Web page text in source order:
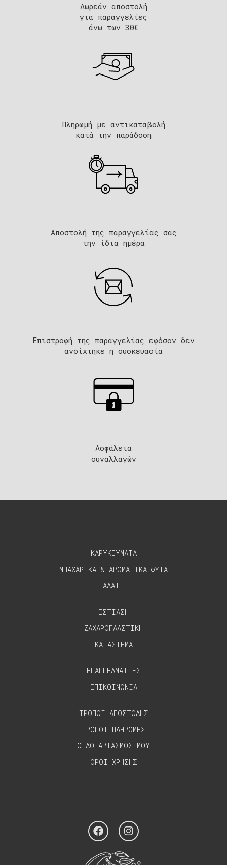
Δωρεάν αποστολή
για παραγγελίες
άνω των 30€
Πληρωμή με αντικαταβολή
κατά την παράδοση
Αποστολή της παραγγελίας σας
την ίδια ημέρα
Επιστροφή της παραγγελίας εφόσον δεν
ανοίχτηκε η συσκευασία​
Ασφάλεια
συναλλαγών
ΚΑΡΥΚΕΥΜΑΤΑ
ΜΠΑΧΑΡΙΚΑ & ΑΡΩΜΑΤΙΚΑ ΦΥΤΑ
ΑΛΑΤΙ
ΕΣΤΙΑΣΗ
ΖΑΧΑΡΟΠΛΑΣΤΙΚΗ
ΚΑΤΑΣΤΗΜΑ
ΕΠΑΓΓΕΛΜΑΤΙΕΣ
ΕΠΙΚΟΙΝΩΝΙΑ
ΤΡΟΠΟΙ ΑΠΟΣΤΟΛΗΣ
ΤΡΟΠΟΙ ΠΛΗΡΩΜΗΣ
Ο ΛΟΓΑΡΙΑΣΜΟΣ ΜΟΥ
ΟΡΟΙ ΧΡΗΣΗΣ